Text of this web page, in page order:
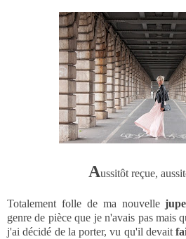
Aussitôt reçue,
Totalement folle de ma nouvelle
genre de pièce que je n'avais pas mais
j'ai décidé de la porter, vu qu'il devait